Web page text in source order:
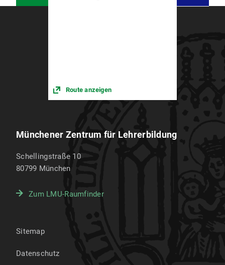
Route anzeigen
Münchener Zentrum für Lehrerbildung
Schellingstraße 10
80799 München
Zum LMU-Raumfinder
Sitemap
Datenschutz